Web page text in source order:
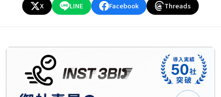
X LINE Facebook Threads